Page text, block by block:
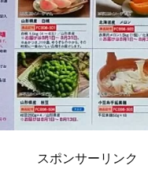
スポンサーリンク